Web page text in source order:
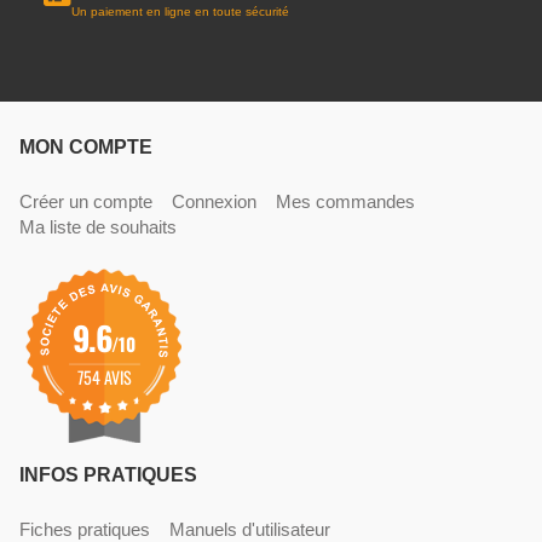
Un paiement en ligne en toute sécurité
MON COMPTE
Créer un compte Connexion
Mes commandes
Ma liste de souhaits
9.6/10
754 AVIS
INFOS PRATIQUES
Fiches pratiques Manuels d'utilisateur